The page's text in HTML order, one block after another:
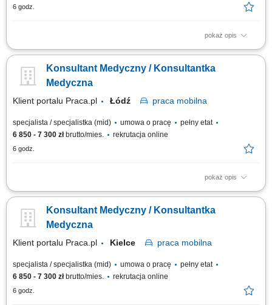
6 godz.
pokaż opis
Wykonywanie zadań o charakterze wyjazdowym w strukturach firmy,
terenie kraju. Indywidualne doradztwo oraz pomoc pacjentom w doborze
optymalnych rozwiązań i wyrobów medycznych odpowiadających ich
Konsultant Medyczny / Konsultantka
Medyczna
Klient portalu Praca.pl Łódź praca mobilna
specjalista / specjalistka (mid) umowa o pracę
pełny etat
6 850 - 7 300 złbrutto/mies. rekrutacja online
6 godz.
pokaż opis
Wykonywanie zadań o charakterze wyjazdowym w strukturach firmy,
terenie kraju. Indywidualne doradztwo oraz pomoc pacjentom w doborze
optymalnych rozwiązań i wyrobów medycznych odpowiadających ich
Konsultant Medyczny / Konsultantka
Medyczna
Klient portalu Praca.pl Kielce praca mobilna
specjalista / specjalistka (mid) umowa o pracę
pełny etat
6 850 - 7 300 złbrutto/mies. rekrutacja online
6 godz.